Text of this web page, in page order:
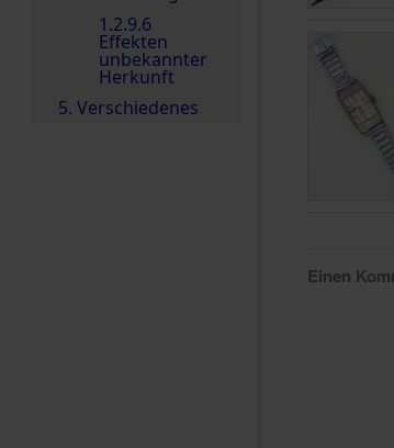
1.2.9.6
Effekten
unbekannter
Herkunft
5. Verschiedenes
Einen